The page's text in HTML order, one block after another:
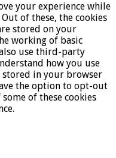
your experience while
of these, the cookies
stored on your
working of basic
use third-party
how you use
stored in your browser
the option to opt-out
of these cookies